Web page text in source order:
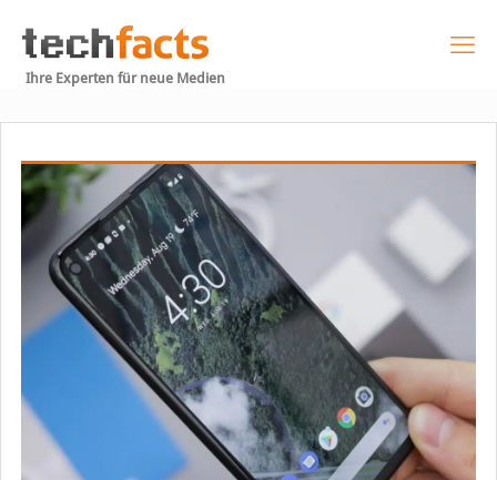
Ihre Experten für neue Medien